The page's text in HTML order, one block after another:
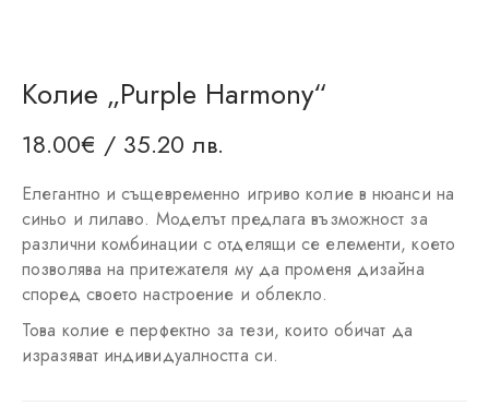
Колие „Purple Harmony“
18.00€ / 35.20 лв.
Елегантно и същевременно игриво колие в нюанси на
синьо и лилаво. Моделът предлага възможност за
различни комбинации с отделящи се елементи, което
позволява на притежателя му да променя дизайна
според своето настроение и облекло.
Това колие е перфектно за тези, които обичат да
изразяват индивидуалността си.